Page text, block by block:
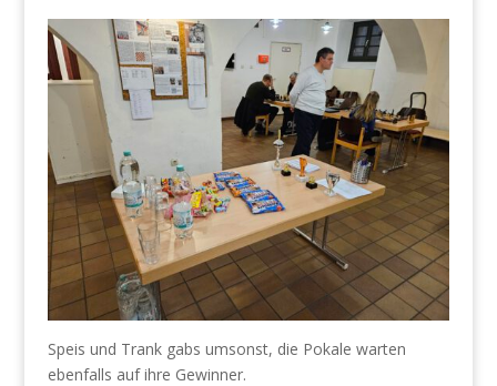
Speis und Trank gabs umsonst, die Pokale warten
ebenfalls auf ihre Gewinner.